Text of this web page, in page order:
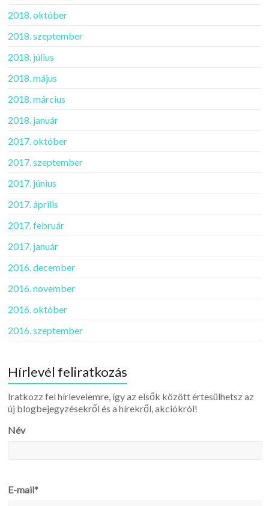
2018. október
2018. szeptember
2018. július
2018. május
2018. március
2018. január
2017. október
2017. szeptember
2017. június
2017. április
2017. február
2017. január
2016. december
2016. november
2016. október
2016. szeptember
Hírlevél feliratkozás
Iratkozz fel hírlevelemre, így az elsők között értesülhetsz az
új blogbejegyzésekről és a hírekről, akciókról!
Név
E-mail*